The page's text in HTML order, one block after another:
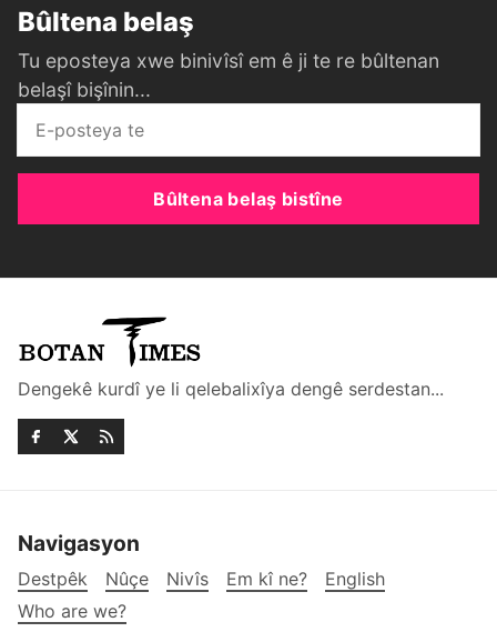
Bûltena belaş
Tu eposteya xwe binivîsî em ê ji te re bûltenan
belaşî bişînin...
Bûltena belaş bistîne
Dengekê kurdî ye li qelebalixîya dengê serdestan...
Navigasyon
Destpêk Nûçe Nivîs Em kî ne?
English
Who are we?